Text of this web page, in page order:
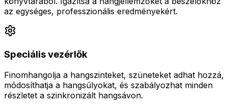
az egységes, professzionális eredményekért.
Speciális vezérlők
Finomhangolja a hangszinteket, szüneteket adhat hozzá,
módosíthatja a hangsúlyokat, és szabályozhat minden
részletet a szinkronizált hangsávon.